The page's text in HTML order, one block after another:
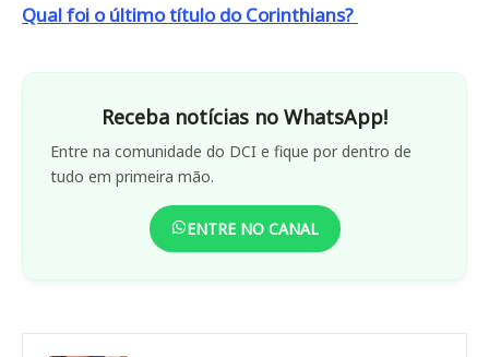
Qual foi o último título do Corinthians?
Receba notícias no WhatsApp!
Entre na comunidade do DCI e fique por dentro de
tudo em primeira mão.
ENTRE NO CANAL